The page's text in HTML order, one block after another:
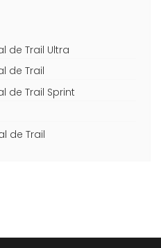
de Trail Ultra
de Trail
de Trail Sprint
de Trail